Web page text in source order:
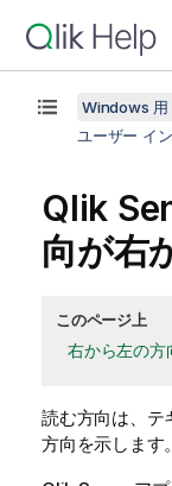
Windows
ユーザー イ
Qlik
向が右
このページ上
右から左の方
読む方向は、テ
方向を示します。